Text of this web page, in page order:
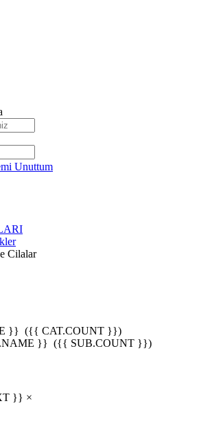
Unuttum
Cilalar
}} ({{ CAT.COUNT }})
}} ({{ SUB.COUNT }})
}} ×